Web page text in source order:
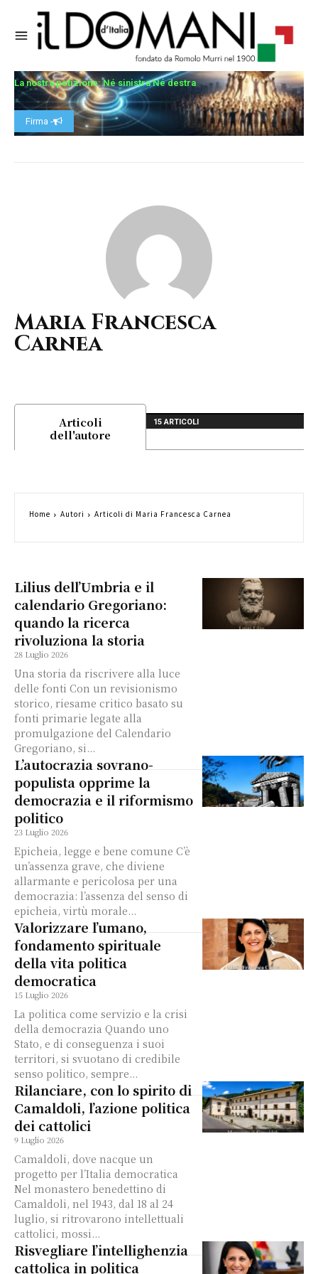
La nostra petizione: Né sinistra Né destra
Firma -
Maria Francesca
Carnea
Articoli
dell'autore
15 ARTICOLI
Lilius dell’Umbria e il
calendario Gregoriano:
quando la ricerca
rivoluziona la storia
28 Luglio 2026
Una storia da riscrivere alla luce
delle fonti Con un revisionismo
storico, riesame critico basato su
fonti primarie legate alla
promulgazione del Calendario
Gregoriano, si...
L’autocrazia sovrano-
populista opprime la
democrazia e il riformismo
politico
23 Luglio 2026
Epicheia, legge e bene comune C’è
un’assenza grave, che diviene
allarmante e pericolosa per una
democrazia: l’assenza del senso di
epicheia, virtù morale...
Valorizzare l’umano,
fondamento spirituale
della vita politica
democratica
15 Luglio 2026
La politica come servizio e la crisi
della democrazia Quando uno
Stato, e di conseguenza i suoi
territori, si svuotano di credibile
senso politico, sempre...
Rilanciare, con lo spirito di
Camaldoli, l’azione politica
dei cattolici
9 Luglio 2026
Camaldoli, dove nacque un
progetto per l’Italia democratica
Nel monastero benedettino di
Camaldoli, nel 1943, dal 18 al 24
luglio, si ritrovarono intellettuali
cattolici, mossi...
Risvegliare l’intellighenzia
cattolica in politica
Home Autori Articoli di Maria Francesca Carnea